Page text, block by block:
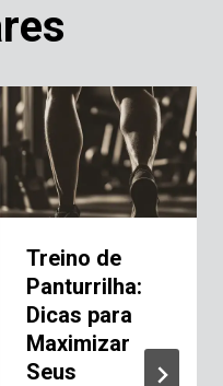
Treino de
Panturrilha:
Dicas para
Maximizar
Seus